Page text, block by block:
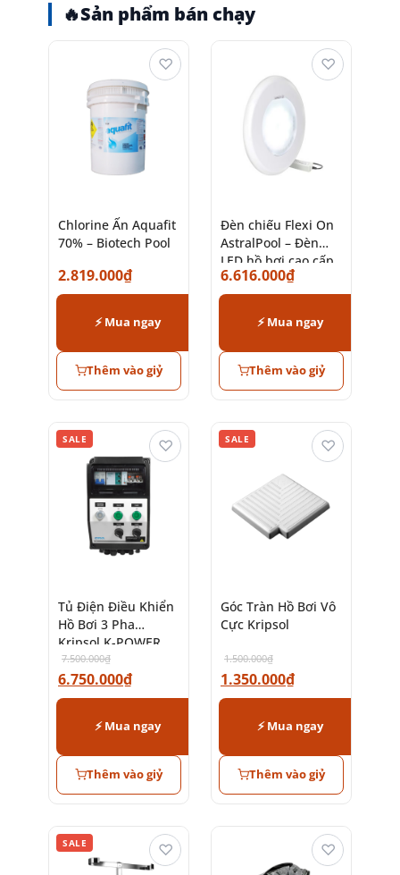
🔥Sản phẩm bán chạy
Chlorine Ấn Aquafit
70% – Biotech Pool
2.819.000₫
⚡ Mua ngay
Thêm vào giỷ
♡
Đèn chiếu Flexi On
AstralPool – Đèn
LED hồ bơi cao cấp
chính hãng
6.616.000₫
⚡ Mua ngay
Thêm vào giỷ
♡
SALE
Tủ Điện Điều Khiển
Hồ Bơi 3 Pha
Kripsol K-POWER
7.500.000₫
6.750.000₫
⚡ Mua ngay
Thêm vào giỷ
♡ SALE
Góc Tràn Hồ Bơi Vô
Cực Kripsol
1.500.000₫
1.350.000₫
⚡ Mua ngay
Thêm vào giỷ
♡
SALE ♡ ♡